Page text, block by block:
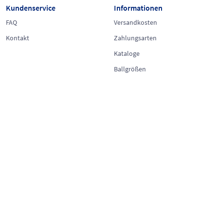
Kundenservice
FAQ
Kontakt
Informationen
Versandkosten
Zahlungsarten
Kataloge
Ballgrößen